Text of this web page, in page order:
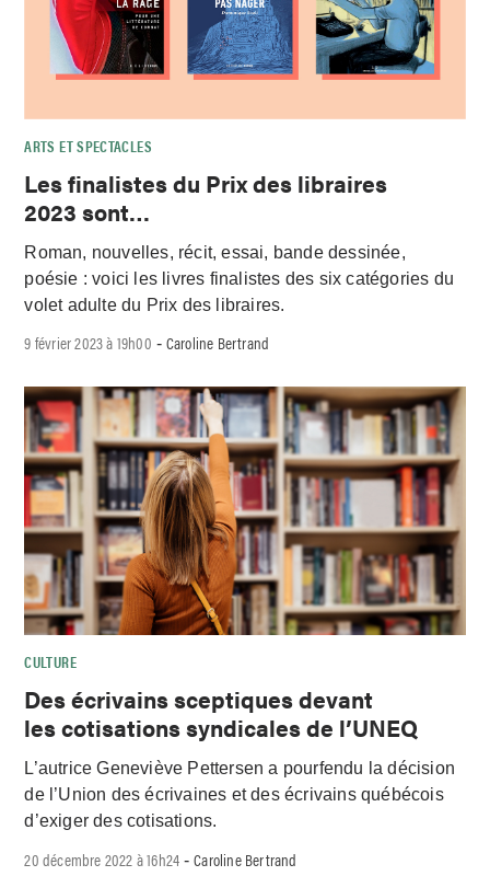
ARTS ET SPECTACLES
Les finalistes du Prix des libraires
2023 sont…
Roman, nouvelles, récit, essai, bande dessinée,
poésie : voici les livres finalistes des six catégories du
volet adulte du Prix des libraires.
9 février 2023 à 19h00 - Caroline Bertrand
CULTURE
Des écrivains sceptiques devant
les cotisations syndicales de l’UNEQ
L’autrice Geneviève Pettersen a pourfendu la décision
de l’Union des écrivaines et des écrivains québécois
d’exiger des cotisations.
20 décembre 2022 à 16h24 -Caroline Bertrand